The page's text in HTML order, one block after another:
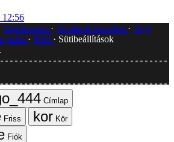
12:56
Impresszum Javítások kezelése
Jogi
RSS
Sütibeállítások
Címlap
Friss
Kör
Fiók